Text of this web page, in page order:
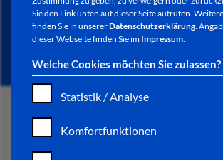
Sie den Link unten auf dieser Seite aufrufen.
finden Sie in unsererDatenschutzerklärung.
dieser Webseite finden Sie im Impressum.
Welche Cookies möchten Sie zulassen?
Statistik / Analyse
Komfortfunktionen
NEWSLETTER / CITY
START